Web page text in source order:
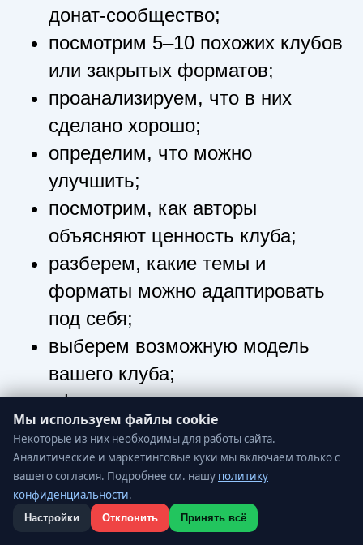
Мы используем файлы cookie
Некоторые из них необходимы для работы сайта.
Аналитические и маркетинговые куки мы включаем только с
вашего согласия. Подробнее см. нашу политику
конфиденциальности.
Настройки Отклонить Принять всё
донат-сообщество;
посмотрим 5–10 похожих клубов
или закрытых форматов;
проанализируем, что в них
сделано хорошо;
определим, что можно
улучшить;
посмотрим, как авторы
объясняют ценность клуба;
разберем, какие темы и
форматы можно адаптировать
под себя;
выберем возможную модель
вашего клуба;
сформулируем первую идею:
для кого клуб, о чем он и какую
задачу решает.
Блок мышления